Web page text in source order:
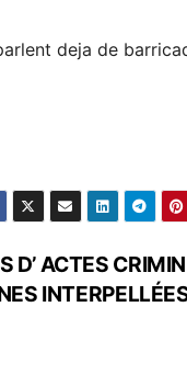
deja de
D’ ACTES